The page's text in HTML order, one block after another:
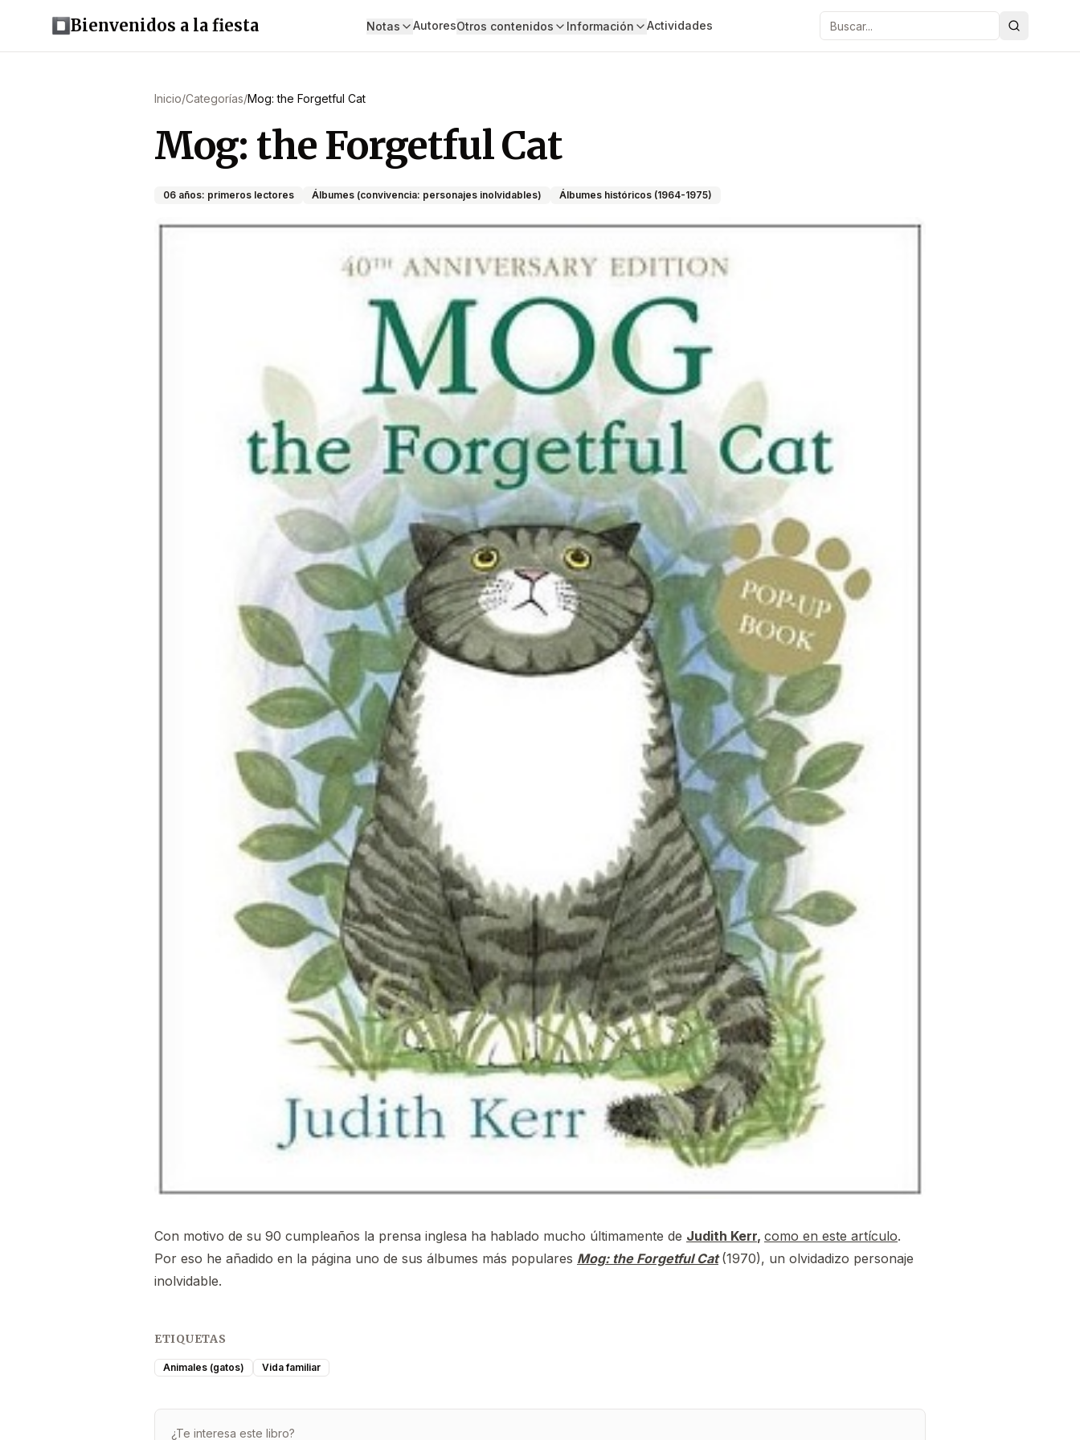
Bienvenidos a la fiesta Notas AutoresOtros contenidos Información Actividades Buscar
Inicio/Categorías/Mog: the Forgetful Cat
Mog: the Forgetful Cat
06 años: primeros lectores Álbumes (convivencia: personajes inolvidables) Álbumes históricos (1964-1975)
Con motivo de su 90 cumpleaños la prensa inglesa ha hablado mucho últimamente de Judith Kerr, como en este artículo.
Por eso he añadido en la página uno de sus álbumes más populares Mog: the Forgetful Cat (1970), un olvidadizo personaje
inolvidable.
ETIQUETAS
Animales (gatos) Vida familiar
¿Te interesa este libro?